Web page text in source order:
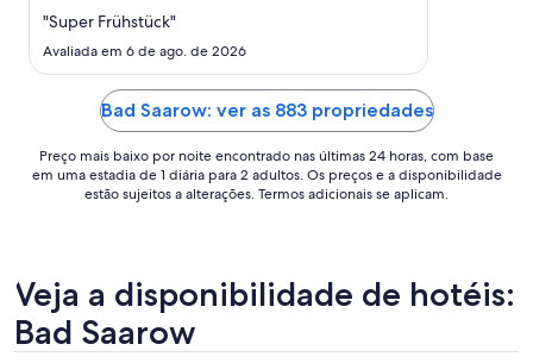
16
de
ago.
a
17
de
"Super Frühstück"
Avaliada em 6 de ago. de 2026
Bad Saarow: ver as 883 propriedades
Preço mais baixo por noite encontrado nas últimas 24 horas, com base
em uma estadia de 1 diária para 2 adultos. Os preços e a disponibilidade
estão sujeitos a alterações. Termos adicionais se aplicam.
Veja a disponibilidade de hotéis:
Bad Saarow